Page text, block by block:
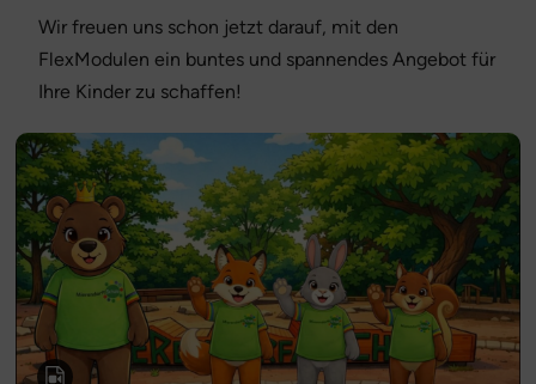
Wir freuen uns schon jetzt darauf, mit den
FlexModulen ein buntes und spannendes Angebot für
Ihre Kinder zu schaffen!